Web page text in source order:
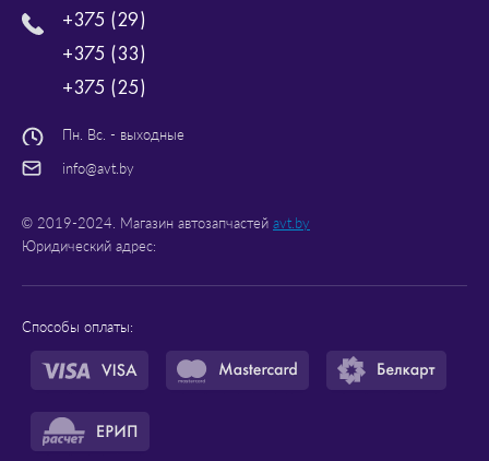
+375 (29)
+375 (33)
+375 (25)
Пн. Вс. - выходные
info@avt.by
© 2019-2024. Магазин автозапчастей avt.by
Юридический адрес:
Способы оплаты: